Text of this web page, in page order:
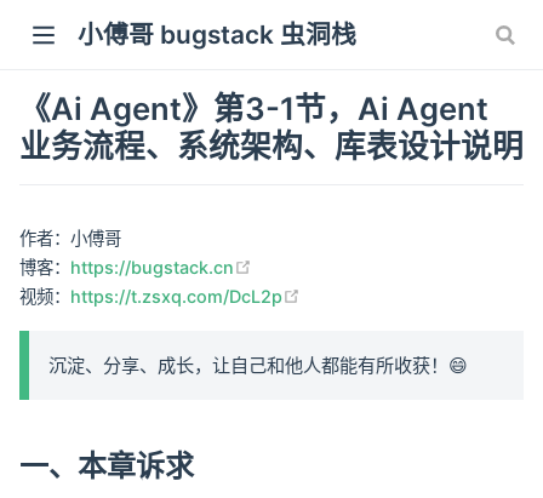
小傅哥 bugstack 虫洞栈
《Ai Agent》第3-1节，Ai Agent
业务流程、系统架构、库表设计说明
作者：小傅哥
博客： https://bugstack.cn
视频： https://t.zsxq.com/DcL2p
沉淀、分享、成长，让自己和他人都能有所收获！😄
一、本章诉求